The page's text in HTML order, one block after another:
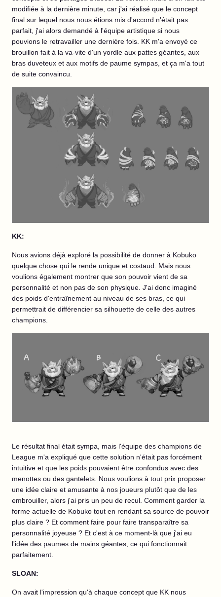
modifiée à la dernière minute, car j'ai réalisé que le concept
final sur lequel nous nous étions mis d'accord n'était pas
parfait, j'ai alors demandé à l'équipe artistique si nous
pouvions le retravailler une dernière fois. KK m'a envoyé ce
brouillon fait à la va-vite d'un yordle aux pattes géantes, aux
bras duveteux et aux motifs de paume sympas, et ça m'a tout
de suite convaincu.
KK:
Nous avions déjà exploré la possibilité de donner à Kobuko
quelque chose qui le rende unique et costaud. Mais nous
voulions également montrer que son pouvoir vient de sa
personnalité et non pas de son physique. J'ai donc imaginé
des poids d'entraînement au niveau de ses bras, ce qui
permettrait de différencier sa silhouette de celle des autres
champions.
Le résultat final était sympa, mais l'équipe des champions de
League m'a expliqué que cette solution n'était pas forcément
intuitive et que les poids pouvaient être confondus avec des
menottes ou des gantelets. Nous voulions à tout prix proposer
une idée claire et amusante à nos joueurs plutôt que de les
embrouiller, alors j'ai pris un peu de recul. Comment garder la
forme actuelle de Kobuko tout en rendant sa source de pouvoir
plus claire ? Et comment faire pour faire transparaître sa
personnalité joyeuse ? Et c'est à ce moment-là que j'ai eu
l'idée des paumes de mains géantes, ce qui fonctionnait
parfaitement.
SLOAN:
On avait l'impression qu'à chaque concept que KK nous